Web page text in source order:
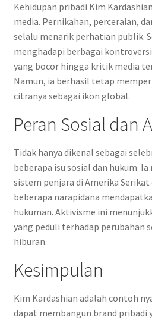
Kehidupan pribadi Kim
media. Pernikahan, perceraian,
selalu menarik perhatian publik.
menghadapi berbagai
yang bocor hingga kritik media
Namun, ia berhasil tetap
citranya sebagai ikon global.
Peran Sosial dan
Tidak hanya dikenal sebagai
beberapa isu sosial dan hukum.
sistem penjara di Amerika
beberapa narapidana
hukuman. Aktivisme ini
yang peduli terhadap perubahan
hiburan.
Kesimpulan
Kim Kardashian adalah contoh
dapat membangun brand pribadi